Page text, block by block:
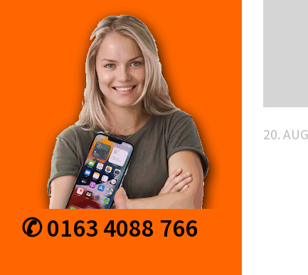
20.
✆ 0163 4088 766